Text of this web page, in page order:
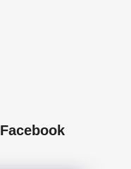
Facebook